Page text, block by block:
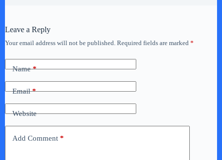
Leave a Reply
Your email address will not be published. Required fields are marked *
Name*
Email*
Website
Add Comment *